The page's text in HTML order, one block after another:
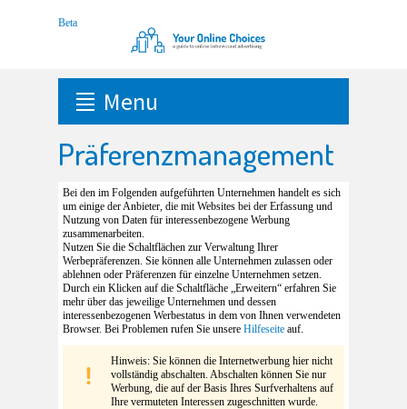
Menu
Präferenzmanagement
Bei den im Folgenden aufgeführten Unternehmen handelt es sich
um einige der Anbieter, die mit Websites bei der Erfassung und
Nutzung von Daten für interessenbezogene Werbung
zusammenarbeiten.
Nutzen Sie die Schaltflächen zur Verwaltung Ihrer
Werbepräferenzen. Sie können alle Unternehmen zulassen oder
ablehnen oder Präferenzen für einzelne Unternehmen setzen.
Durch ein Klicken auf die Schaltfläche „Erweitern“ erfahren Sie
mehr über das jeweilige Unternehmen und dessen
interessenbezogenen Werbestatus in dem von Ihnen verwendeten
Browser. Bei Problemen rufen Sie unsere Hilfeseite auf.
Hinweis: Sie können die Internetwerbung hier nicht
vollständig abschalten. Abschalten können Sie nur
Werbung, die auf der Basis Ihres Surfverhaltens auf
Ihre vermuteten Interessen zugeschnitten wurde.